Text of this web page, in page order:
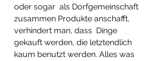
oder sogar  als Dorfgemeinschaft
zusammen Produkte anschafft,
verhindert man, dass  Dinge
gekauft werden, die letztendlich
kaum benutzt werden. Alles was